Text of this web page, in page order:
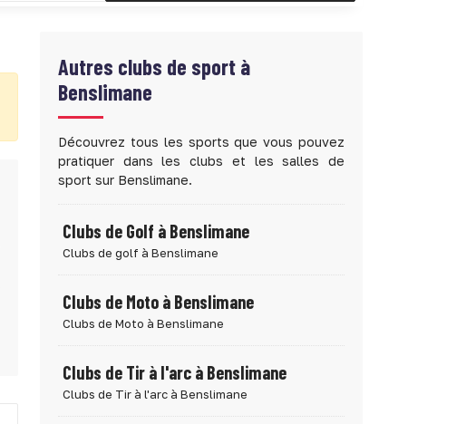
Autres clubs de sport à
Benslimane
Découvrez tous les sports que vous pouvez
pratiquer dans les clubs et les salles de
sport sur Benslimane.
Clubs de Golf à Benslimane
Clubs de golf à Benslimane
Clubs de Moto à Benslimane
Clubs de Moto à Benslimane
Clubs de Tir à l'arc à Benslimane
Clubs de Tir à l'arc à Benslimane